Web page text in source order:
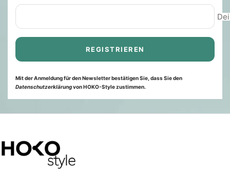
REGISTRIEREN
Mit der Anmeldung für den Newsletter bestätigen Sie, dass Sie den
Datenschutzerklärungvon HOKO-Style zustimmen.